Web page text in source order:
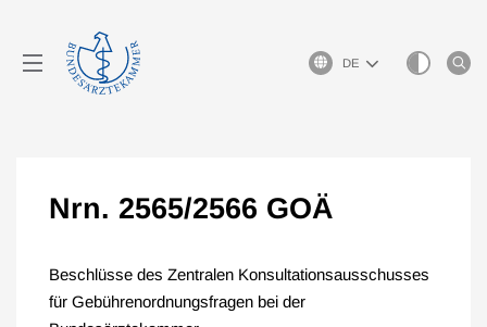
Sprachauswahl
Nrn. 2565/2566 GOÄ
Beschlüsse des Zentralen Konsultationsausschusses
für Gebührenordnungsfragen bei der